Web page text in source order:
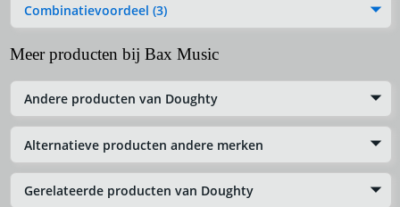
Combinatievoordeel (3)
Meer producten bij Bax Music
Andere producten van Doughty
Alternatieve producten andere merken
Gerelateerde producten van Doughty